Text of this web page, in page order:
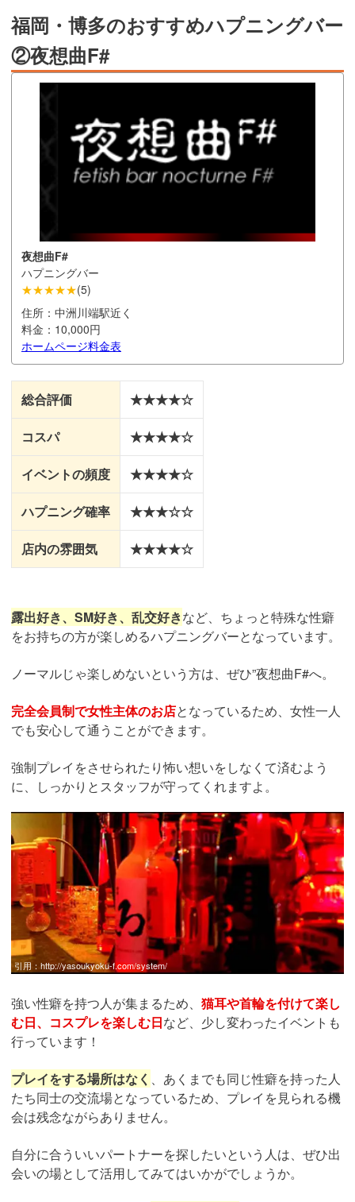
福岡・博多のおすすめハプニングバー
②夜想曲F#
夜想曲F#
ハプニングバー
★★★★★(5)
住所： 中洲川端駅近く
料金： 10,000円
ホームページ料金表
総合評価 ★★★★☆
コスパ ★★★★☆
イベントの頻度 ★★★★☆
ハプニング確率 ★★★☆☆
店内の雰囲気 ★★★★☆
露出好き、SM好き、乱交好きなど、ちょっと特殊な性癖
をお持ちの方が楽しめるハプニングバーとなっています。
ノーマルじゃ楽しめないという方は、ぜひ”夜想曲F#へ。
完全会員制で女性主体のお店となっているため、女性一人
でも安心して通うことができます。
強制プレイをさせられたり怖い想いをしなくて済むよう
に、しっかりとスタッフが守ってくれますよ。
引用： http://yasoukyoku-f.com/system/
強い性癖を持つ人が集まるため、 猫耳や首輪を付けて楽し
む日、コスプレを楽しむ日など、少し変わったイベントも
行っています！
プレイをする場所はなく 、あくまでも同じ性癖を持った人
たち同士の交流場となっているため、プレイを見られる機
会は残念ながらありません。
自分に合ういいパートナーを探したいという人は、ぜひ出
会いの場として活用してみてはいかがでしょうか。